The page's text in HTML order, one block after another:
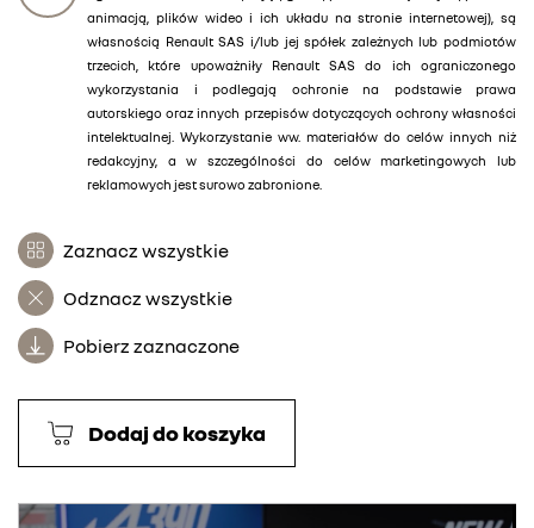
animacją, plików wideo i ich układu na stronie internetowej), są
własnością Renault SAS i/lub jej spółek zależnych lub podmiotów
trzecich, które upoważniły Renault SAS do ich ograniczonego
wykorzystania i podlegają ochronie na podstawie prawa
autorskiego oraz innych przepisów dotyczących ochrony własności
intelektualnej. Wykorzystanie ww. materiałów do celów innych niż
redakcyjny, a w szczególności do celów marketingowych lub
reklamowych jest surowo zabronione.
Zaznacz wszystkie
Odznacz wszystkie
Pobierz zaznaczone
Dodaj do koszyka